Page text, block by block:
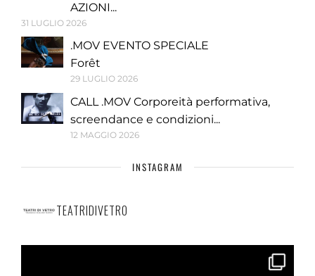
AZIONI...
31 LUGLIO 2026
.MOV EVENTO SPECIALE
Forêt
29 LUGLIO 2026
CALL .MOV Corporeità performativa,
screendance e condizioni...
12 MAGGIO 2026
INSTAGRAM
TEATRIDIVETRO